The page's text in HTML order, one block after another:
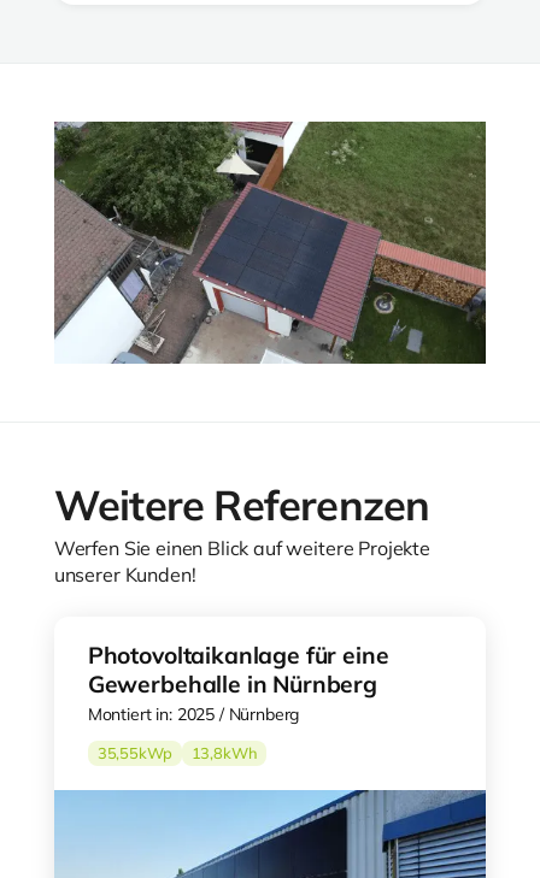
Weitere Referenzen
Werfen Sie einen Blick auf weitere Projekte
unserer Kunden!
Photovoltaikanlage für eine
Gewerbehalle in Nürnberg
Montiert in: 2025 / Nürnberg
35,55kWp 13,8kWh